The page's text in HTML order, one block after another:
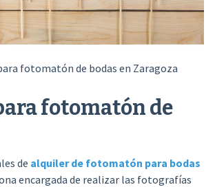
fotomatón de bodas en Zaragoza
fotomatón de
de alquiler de fotomatón para bodas
encargada de realizar las fotografías